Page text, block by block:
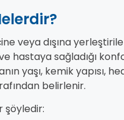
veya dışına
hastaya sağladığı
yaşı, kemik yapısı,
belirlenir.
şöyledir: